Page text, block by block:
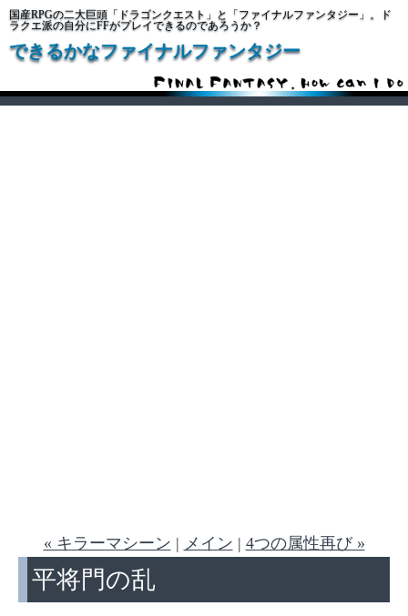
国産RPGの二大巨頭「ドラゴンクエスト」と「ファイナルファンタジー」。ド
ラクエ派の自分にFFがプレイできるのであろうか？
できるかなファイナルファンタジー
« キラーマシーン | メイン | 4つの属性再び »
平将門の乱